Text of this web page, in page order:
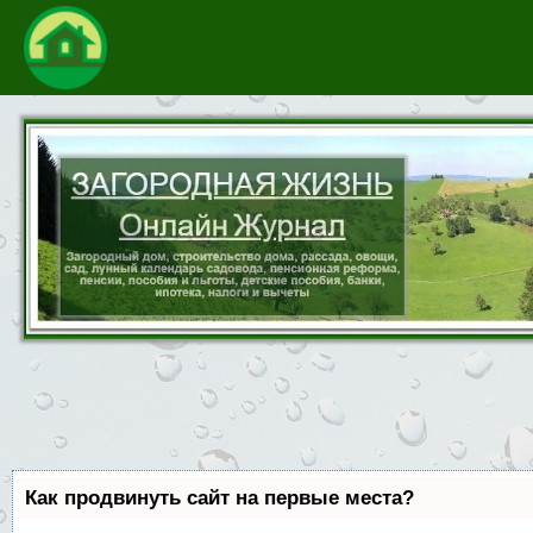
Как продвинуть сайт на первые места?